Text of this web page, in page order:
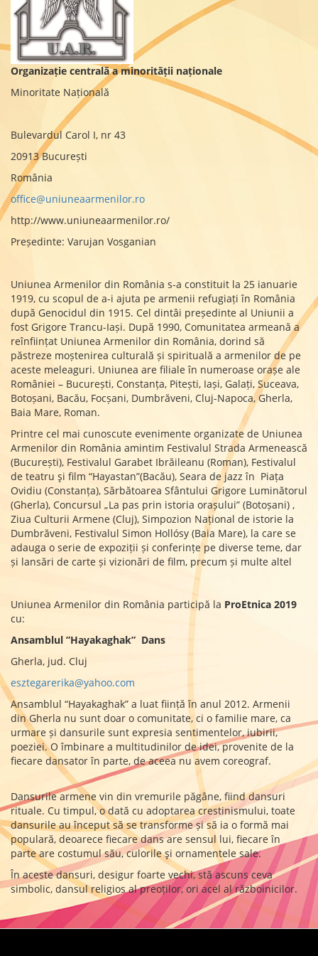
Organizație centrală a minorității naționale
Minoritate Națională
Bulevardul Carol I, nr 43
20913 București
România
office@uniuneaarmenilor.ro
http://www.uniuneaarmenilor.ro/
Președinte: Varujan Vosganian
Uniunea Armenilor din România s-a constituit la 25 ianuarie
1919, cu scopul de a-i ajuta pe armenii refugiați în România
după Geno­cidul din 1915. Cel dintâi președinte al Uniunii a
fost Grigore Trancu-Iași. După 1990, Comunitatea armeană a
reînființat Uniunea Armenilor din România, dorind să
păstreze moștenirea culturală și spirituală a armenilor de pe
aceste meleaguri. Uniunea are filiale în numeroase orașe ale
României – București, Constanța, Pitești, Iași, Galați, Suceava,
Botoșani, Bacău, Focșani, Dumbrăveni, Cluj-Napoca, Gherla,
Baia Mare, Roman.
Printre cel mai cunoscute evenimente organizate de Uniunea
Armenilor din România amintim Festivalul Strada Armenească
(București), Festivalul Garabet Ibrăileanu (Roman), Festivalul
de teatru şi film “Hayastan”(Bacău), Seara de jazz în Piața
Ovidiu (Constanța), Sărbătoarea Sfântului Grigore Luminătorul
(Gherla), Concursul „La pas prin istoria orașului” (Botoșani) ,
Ziua Culturii Armene (Cluj), Simpozion Național de istorie la
Dumbrăveni, Festivalul Simon Hollósy (Baia Mare), la care se
adauga o serie de expoziții și conferințe pe diverse teme, dar
și lansări de carte și vizionări de film, precum și multe altel
Uniunea Armenilor din România participă la ProEtnica 2019
cu:
Ansamblul ”Hayakaghak” Dans
Gherla, jud. Cluj
esztegarerika@yahoo.com
Ansamblul “Hayakaghak” a luat ființă în anul 2012. Armenii
din Gherla nu sunt doar o comunitate, ci o familie mare, ca
urmare și dansurile sunt expresia sentimentelor, iubirii,
poeziei. O îmbinare a multitudinilor de idei, provenite de la
fiecare dansator în parte, de aceea nu avem coreograf.
Dansurile armene vin din vremurile păgâne, fiind dansuri
rituale. Cu timpul, o dată cu adoptarea crestinismului, toate
dansurile au început să se transforme și să ia o formă mai
populară, deoarece fiecare dans are sensul lui, fiecare în
parte are costumul său, culorile şi ornamentele sale.
În aceste dansuri, desigur foarte vechi, stă ascuns ceva
simbolic, dansul religios al preoților, ori acel al războinicilor.